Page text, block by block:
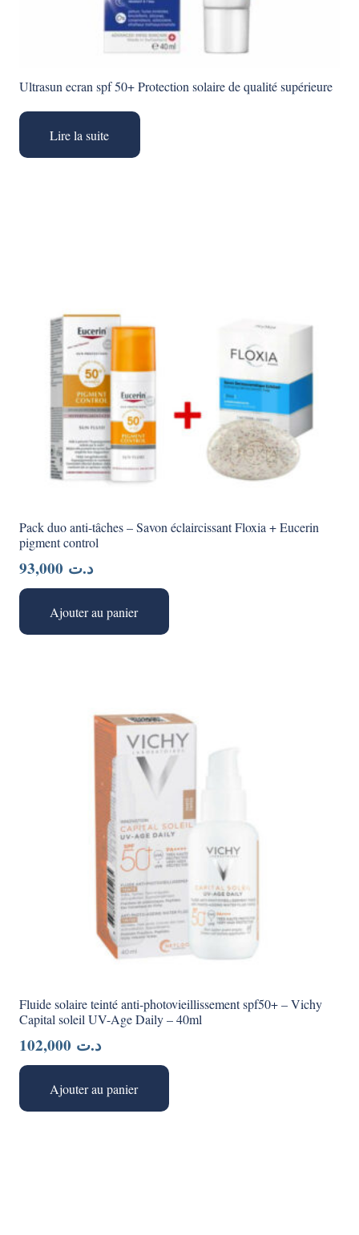
Ultrasun ecran spf 50+ Protection solaire de qualité supérieure
Lire la suite
Pack duo anti-tâches – Savon éclaircissant Floxia + Eucerin
pigment control
د.ت
Ajouter au panier
Fluide solaire teinté anti-photovieillissement spf50+ – Vichy
Capital soleil UV-Age Daily – 40ml
د.ت
Ajouter au panier